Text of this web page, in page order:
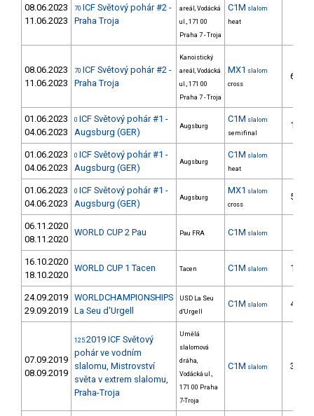
08.06.2023
11.06.2023
70 ICF Světový pohár #2 -
Praha Troja
areál, Vodácká
ul., 171 00
Praha 7 - Troja
C1M slalom
heat
08.06.2023
11.06.2023
70 ICF Světový pohár #2 -
Praha Troja
Kanoistický
areál, Vodácká
ul., 171 00
Praha 7 - Troja
MX1 slalom
cross
67.
01.06.2023
04.06.2023
0 ICF Světový pohár #1 -
Augsburg (GER)
Augsburg
C1M slalom
semifinal
19.
01.06.2023
04.06.2023
0 ICF Světový pohár #1 -
Augsburg (GER)
Augsburg
C1M slalom
heat
01.06.2023
04.06.2023
0 ICF Světový pohár #1 -
Augsburg (GER)
Augsburg
MX1 slalom
cross
57.
06.11.2020
08.11.2020
WORLD CUP 2 Pau Pau FRA C1M slalom
16.10.2020
18.10.2020
WORLD CUP 1 Tacen Tacen C1M slalom 13.
24.09.2019
29.09.2019
WORLDCHAMPIONSHIPS
La Seu d'Urgell
USD La Seu
d'Urgell
C1M slalom 43.
07.09.2019
08.09.2019
125 2019 ICF Světový
pohár ve vodním
slalomu, Mistrovství
světa v extrem slalomu,
Praha-Troja
Umělá
slalomová
dráha,
Vodácká ul.,
171 00 Praha
7-Troja
C1M slalom 32.